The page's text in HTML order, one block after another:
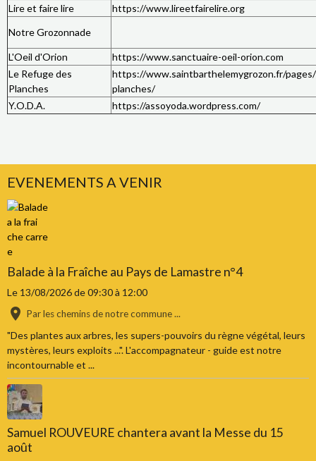
Lire et faire lire
https://www.lireetfairelire.org
Notre Grozonnade
L'Oeil d'Orion
https://www.sanctuaire-oeil-orion.com
Le Refuge des
Planches
https://www.saintbarthelemygrozon.fr/
planches/
Y.O.D.A.
https://assoyoda.wordpress.com/
EVENEMENTS A VENIR
Balade à la Fraîche au Pays de Lamastre n°4
Le 13/08/2026de 09:30à 12:00
Par les chemins de notre commune ...
"Des plantes aux arbres, les supers-pouvoirs du règne végétal, leurs
mystères, leurs exploits ...". L'accompagnateur - guide est notre
incontournable et ...
Samuel ROUVEURE chantera avant la Messe du 15
août